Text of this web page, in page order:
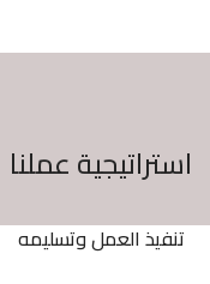
استراتيجية عملنا
تنفيذ العمل وتسليمه